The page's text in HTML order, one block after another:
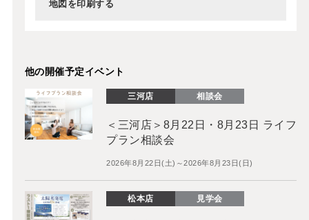
地図を印刷する
他の開催予定イベント
三河店 相談会
＜三河店＞8月22日・8月23日 ライフ
プラン相談会
2026年8月22日(土)～2026年8月23日(日)
松本店 見学会